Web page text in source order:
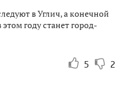
в Углич, а конечной
году станет город-
5 2